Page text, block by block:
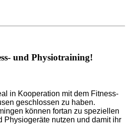
und Physiotraining!
in Kooperation mit dem Fitness-
geschlossen zu haben.
können fortan zu speziellen
Physiogeräte nutzen und damit ihr